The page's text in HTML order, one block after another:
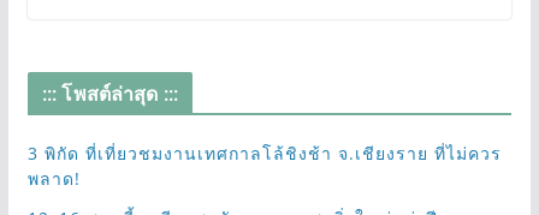
::: โพสต์ล่าสุด :::
3 พิกัด ที่เที่ยวชมงานเทศกาลโล้ชิงช้า จ.เชียงราย ที่ไม่ควร
พลาด!